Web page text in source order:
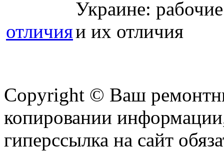
отличия
Copyright © Ваш
копировании
гиперссылка на сайт